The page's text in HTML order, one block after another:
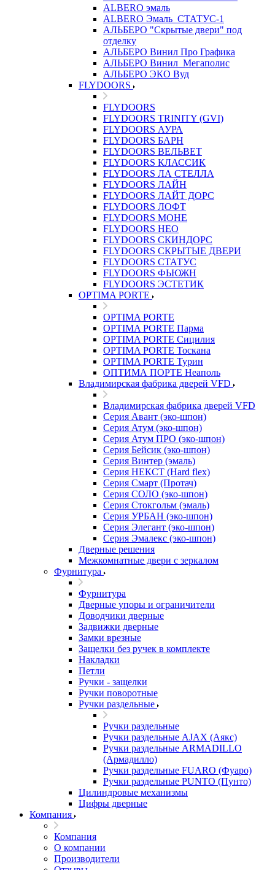
ALBERO эмаль
ALBERO Эмаль_СТАТУС-1
АЛЬБЕРО "Скрытые двери" под
отделку
АЛЬБЕРО Винил Про Графика
АЛЬБЕРО Винил_Мегаполис
АЛЬБЕРО ЭКО Вуд
FLYDOORS
FLYDOORS
FLYDOORS TRINITY (GVI)
FLYDOORS АУРА
FLYDOORS БАРН
FLYDOORS ВЕЛЬВЕТ
FLYDOORS КЛАССИК
FLYDOORS ЛА СТЕЛЛА
FLYDOORS ЛАЙН
FLYDOORS ЛАЙТ ДОРС
FLYDOORS ЛОФТ
FLYDOORS МОНЕ
FLYDOORS НЕО
FLYDOORS СКИНДОРС
FLYDOORS СКРЫТЫЕ ДВЕРИ
FLYDOORS СТАТУС
FLYDOORS ФЬЮЖН
FLYDOORS ЭСТЕТИК
OPTIMA PORTE
OPTIMA PORTE
OPTIMA PORTE Парма
OPTIMA PORTE Сицилия
OPTIMA PORTE Тоскана
OPTIMA PORTE Турин
ОПТИМА ПОРТЕ Неаполь
Владимирская фабрика дверей VFD
Владимирская фабрика дверей VFD
Серия Авант (эко-шпон)
Серия Атум (эко-шпон)
Серия Атум ПРО (эко-шпон)
Серия Бейсик (эко-шпон)
Серия Винтер (эмаль)
Серия НЕКСТ (Hard flex)
Серия Смарт (Протач)
Серия СОЛО (эко-шпон)
Серия Стокгольм (эмаль)
Серия УРБАН (эко-шпон)
Серия Элегант (эко-шпон)
Серия Эмалекс (эко-шпон)
Дверные решения
Межкомнатные двери c зеркалом
Фурнитура
Фурнитура
Дверные упоры и ограничители
Доводчики дверные
Задвижки дверные
Замки врезные
Защелки без ручек в комплекте
Накладки
Петли
Ручки - защелки
Ручки поворотные
Ручки раздельные
Ручки раздельные
Ручки раздельные AJAX (Аякс)
Ручки раздельные ARMADILLO
(Армадилло)
Ручки раздельные FUARO (Фуаро)
Ручки раздельные PUNTO (Пунто)
Цилиндровые механизмы
Цифры дверные
Компания
Компания
О компании
Производители